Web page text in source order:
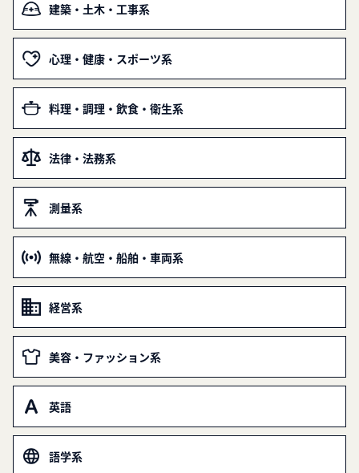
建築・土木・工事系
心理・健康・スポーツ系
料理・調理・飲食・衛生系
法律・法務系
測量系
無線・航空・船舶・車両系
経営系
美容・ファッション系
英語
語学系